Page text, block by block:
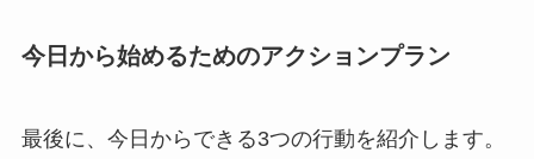
今日から始めるためのアクションプラン
最後に、今日からできる3つの行動を紹介します。